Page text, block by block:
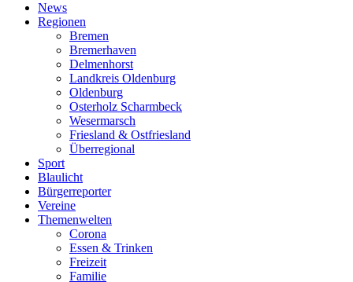
News
Regionen
Bremen
Bremerhaven
Delmenhorst
Landkreis Oldenburg
Oldenburg
Osterholz Scharmbeck
Wesermarsch
Friesland & Ostfriesland
Überregional
Sport
Blaulicht
Bürgerreporter
Vereine
Themenwelten
Corona
Essen & Trinken
Freizeit
Familie